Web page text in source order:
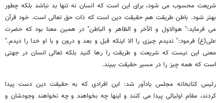
شریعت محسوب می شود، برای این است که انسان نه تنها بد نباشد بلکه چطور
بهتر شود. باطن طریقت هم حقیقت دین است که ذات حق تعالی است. خود قرآن
می فرماید:" هوالاول و الآخر و الظاهر و الباطن" در همین معنا بود که حضرت
علی(ع) فرمود:" ندیدم چیزی را الا اینکه قبل و بعد و درون و با او خدا را دیدم."
معنی این نیست که شریعت و طریقت را رها کنید بلکه تعالی انسان در جهتی
است که همه چیز را در مسیر حقیقت ببیند.
رئیس کتابخانه مجلس یادآور شد: این افرادی که به حقیقت دین دست پیدا
کردند، مقام اولیائی پیدا می کنند و اینها چه بخواهند و چه نخواهند وجودشان و